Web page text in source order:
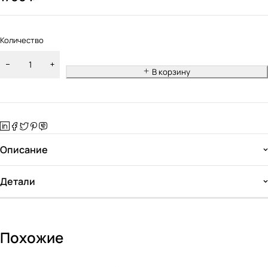
Количество
В корзину
Описание
Детали
Похожие